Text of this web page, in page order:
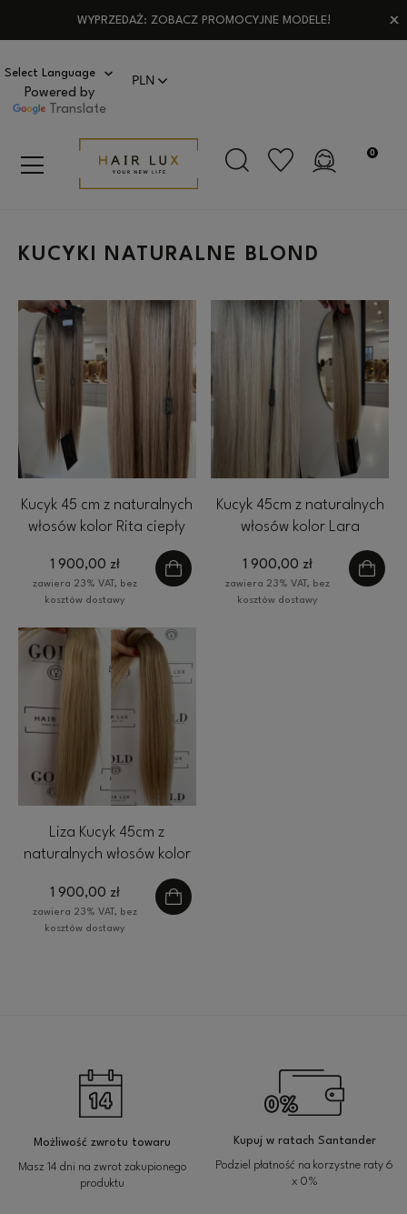
WYPRZEDAŻ: ZOBACZ PROMOCYJNE MODELE!
Powered by
Translate
KUCYKI NATURALNE BLOND
Kucyk 45 cm z naturalnych
włosów kolor Rita ciepły
blond baleyage 80g
1 900,00 zł
zawiera 23% VAT, bez
kosztów dostawy
Kucyk 45cm z naturalnych
włosów kolor Lara
słoneczny blond 80g
1 900,00 zł
zawiera 23% VAT, bez
kosztów dostawy
Liza Kucyk 45cm z
naturalnych włosów kolor
baleyage blond 80g
1 900,00 zł
zawiera 23% VAT, bez
kosztów dostawy
Możliwość zwrotu towaru
Masz 14 dni na zwrot zakupionego
produktu
Kupuj w ratach Santander
Podziel płatność na korzystne raty 6
x 0%